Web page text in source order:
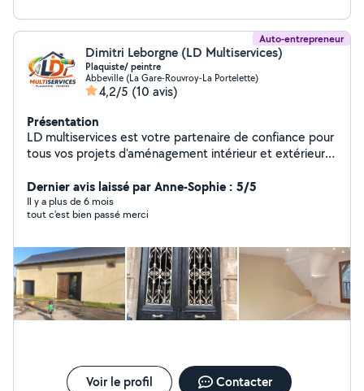
Auto-entrepreneur
Dimitri Leborgne (LD Multiservices)
Plaquiste/ peintre
Abbeville (La Gare-Rouvroy-La Portelette)
4,2/5 (10 avis)
Présentation
LD multiservices est votre partenaire de confiance pour
tous vos projets d'aménagement intérieur et extérieur.
expertise au service de vos besoins en matière de : *
Plâtrerie : Pose de plaques de plâtre, cloisons,
doublages, isolation,Staff, faux plafonds. * Peinture :
intérieure et extérieure, revêtements décoratifs. *
Nettoyage extérieur : Nettoyage de façades, terrasses,
toitures, dallages, enlèvement de graffitis. Notre équipe
de professionnels qualifiés vous garantit un travail
soigné, réalisé dans le respect des délais et des normes
contacter pour une étude personnalisée de votre projet
et un devis gratuit.
Dernier avis laissé par Anne-Sophie : 5/5
Il y a plus de 6 mois
tout c'est bien passé merci
Voir le profil Contacter